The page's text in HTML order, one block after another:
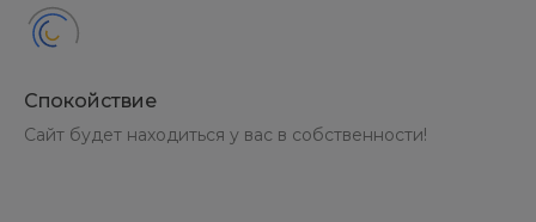
Спокойствие
Сайт будет находиться у вас в собственности!